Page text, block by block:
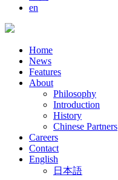
en
Home
News
Features
About
Philosophy
Introduction
History
Chinese Partners
Careers
Contact
English
日本語